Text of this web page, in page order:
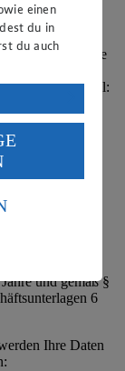
des
des
erreichen Sie wie
E-Mail:
für die
verarbeitet. Die
Art. 6 Abs. 1
eines
des
und
Abs. 1
und gemäß §
6
Ihre Daten
einen
du in
du auch
in den
im Sinne
dass deine
EuGH sieht
an.
findest du